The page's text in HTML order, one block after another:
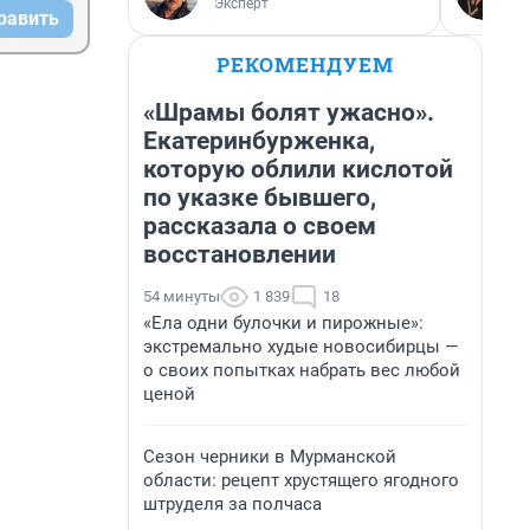
Эксперт
РЕКОМЕНДУЕМ
«Шрамы болят ужасно».
Екатеринбурженка,
которую облили кислотой
по указке бывшего,
рассказала о своем
восстановлении
54 минуты 1 839 18
«Ела одни булочки и пирожные»:
экстремально худые новосибирцы —
о своих попытках набрать вес любой
ценой
Сезон черники в Мурманской
области: рецепт хрустящего ягодного
штруделя за полчаса